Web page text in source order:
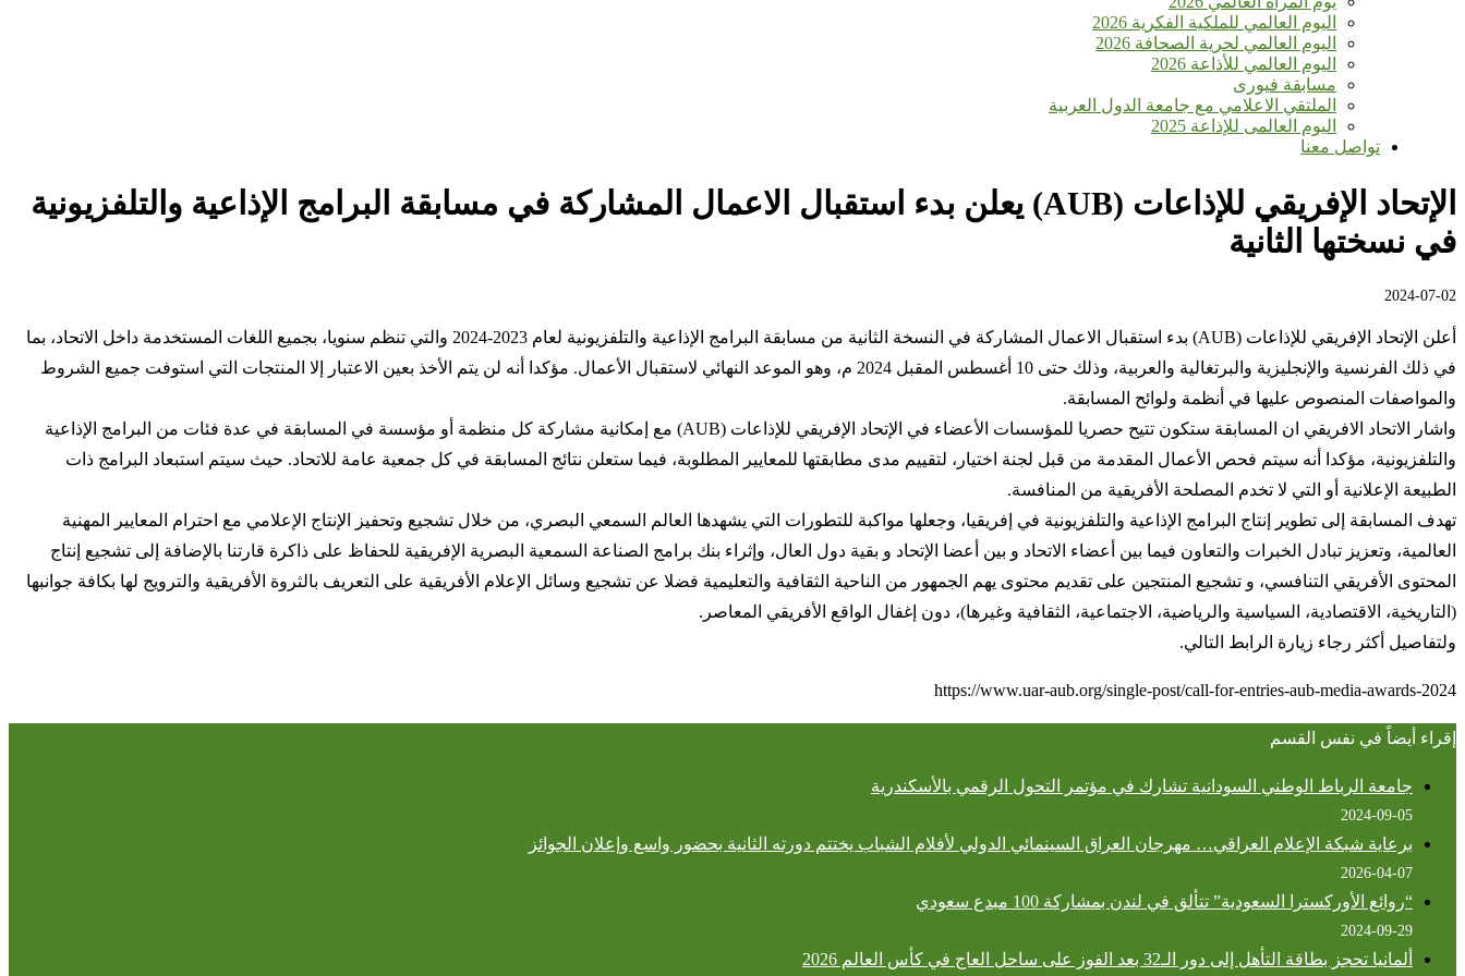
اليوم العالمي للملكية الفكرية 2026
اليوم العالمي لحرية الصحافة 2026
اليوم العالمي للأذاعة 2026
مسابقة فيورى
الملتقي الاعلامي مع جامعة الدول العربية
اليوم العالمى للإذاعة 2025
تواصل معنا
الإتحاد الإفريقي للإذاعات (AUB) يعلن بدء استقبال الاعمال المشاركة في مسابقة البرامج الإذاعية والتلفزيونية
في نسختها الثانية
2024-07-02
أعلن الإتحاد الإفريقي للإذاعات (AUB) بدء استقبال الاعمال المشاركة في النسخة الثانية من مسابقة البرامج الإذاعية والتلفزيونية لعام 2023-2024 والتي تنظم سنويا، بجميع اللغات المستخدمة داخل الاتحاد، بما
في ذلك الفرنسية والإنجليزية والبرتغالية والعربية، وذلك حتى 10 أغسطس المقبل 2024 م، وهو الموعد النهائي لاستقبال الأعمال. مؤكدا أنه لن يتم الأخذ بعين الاعتبار إلا المنتجات التي استوفت جميع الشروط
والمواصفات المنصوص عليها في أنظمة ولوائح المسابقة.
واشار الاتحاد الافريقي ان المسابقة ستكون تتيح حصريا للمؤسسات الأعضاء في الإتحاد الإفريقي للإذاعات (AUB) مع إمكانية مشاركة كل منظمة أو مؤسسة في المسابقة في عدة فئات من البرامج الإذاعية
والتلفزيونية، مؤكدا أنه سيتم فحص الأعمال المقدمة من قبل لجنة اختيار، لتقييم مدى مطابقتها للمعايير المطلوبة، فيما ستعلن نتائج المسابقة في كل جمعية عامة للاتحاد. حيث سيتم استبعاد البرامج ذات
الطبيعة الإعلانية أو التي لا تخدم المصلحة الأفريقية من المنافسة.
تهدف المسابقة إلى تطوير إنتاج البرامج الإذاعية والتلفزيونية في إفريقيا، وجعلها مواكبة للتطورات التي يشهدها العالم السمعي البصري، من خلال تشجيع وتحفيز الإنتاج الإعلامي مع احترام المعايير المهنية
العالمية، وتعزيز تبادل الخبرات والتعاون فيما بين أعضاء الاتحاد و بين أعضا الإتحاد و بقية دول العال، وإثراء بنك برامج الصناعة السمعية البصرية الإفريقية للحفاظ على ذاكرة قارتنا بالإضافة إلى تشجيع إنتاج
المحتوى الأفريقي التنافسي، و تشجيع المنتجين على تقديم محتوى يهم الجمهور من الناحية الثقافية والتعليمية فضلا عن تشجيع وسائل الإعلام الأفريقية على التعريف بالثروة الأفريقية والترويج لها بكافة جوانبها
(التاريخية، الاقتصادية، السياسية والرياضية، الاجتماعية، الثقافية وغيرها)، دون إغفال الواقع الأفريقي المعاصر.
ولتفاصيل أكثر رجاء زيارة الرابط التالي.
https://www.uar-aub.org/single-post/call-for-entries-aub-media-awards-2024
إقراء أيضاً في نفس القسم
جامعة الرباط الوطني السودانية تشارك في مؤتمر التحول الرقمي بالأسكندرية
2024-09-05
برعاية شبكة الإعلام العراقي… مهرجان العراق السينمائي الدولي لأفلام الشباب يختتم دورته الثانية بحضور واسع وإعلان الجوائز
2026-04-07
“روائع الأوركسترا السعودية” تتألق في لندن بمشاركة 100 مبدع سعودي
2024-09-29
ألمانيا تحجز بطاقة التأهل إلى دور الـ32 بعد الفوز على ساحل العاج في كأس العالم 2026